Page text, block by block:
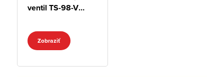
ventil TS-98-V
chróm, trojosový
„CD“Zobraziť